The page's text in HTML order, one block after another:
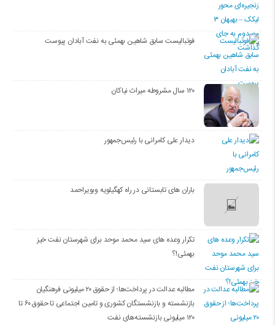
فوتبالیست سابق شاهین بهمئی به نفت آبادان پیوست
۱۲۰ سال مشروطه میراث نیاکان
دیدار علی کامرانی با رئیس‌جمهور
باران های تابستانی در راه کهگیلویه وبویراحمد
تکرار وعده های سید محمد موحد برای شهرستان نفت خیز
بهمئی!؟
مطالبه عدالت در پرداخت‌ها؛ از حقوق ۲۰ میلیونی فرهنگیان
بازنشسته و بازنشستگان کشوری و تامین اجتماعی تا حقوق ۶۰ تا
۱۲۰ میلیونی بازنشسته‌های نفت